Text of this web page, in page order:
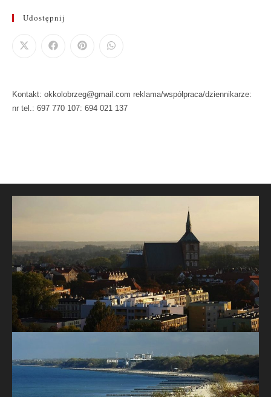
Udostępnij
Kontakt: okkolobrzeg@gmail.com reklama/współpraca/dziennikarze:
nr tel.: 697 770 107: 694 021 137